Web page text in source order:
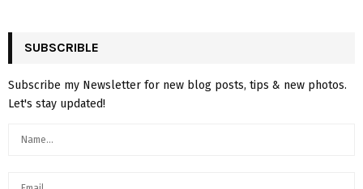
SUBSCRIBLE
Subscribe my Newsletter for new blog posts, tips & new photos.
Let's stay updated!